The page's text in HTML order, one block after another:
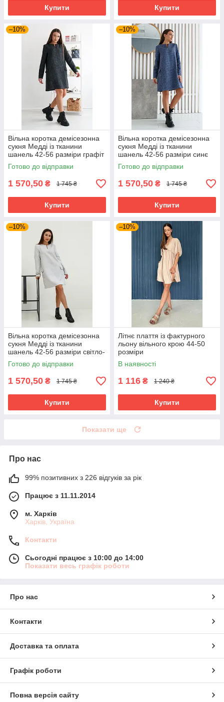
Купити Купити
–10%
Вільна коротка демісезонна
сукня Медді із тканини
шанель 42-56 разміри графіт
Готово до відправки
1 570,50 ₴ 1 745 ₴
Купити
–10%
Вільна коротка демісезонна
сукня Медді із тканини
шанель 42-56 разміри синє
Готово до відправки
1 570,50 ₴ 1 745 ₴
Купити
–10%
Вільна коротка демісезонна
сукня Медді із тканини
шанель 42-56 разміри світло-
сіра
Готово до відправки
1 570,50 ₴ 1 745 ₴
Купити
–10%
Літнє плаття із фактурного
льону вільного крою 44-50
розміри
В наявності
1 116 ₴ 1 240 ₴
Купити
Показати ще
Про нас
99% позитивних з 226 відгуків за рік
Працює з 11.11.2014
м. Харків
Харків, Україна
Контакти
Сьогодні працює з 10:00 до 14:00
Показати весь графік роботи
Про нас
Контакти
Доставка та оплата
Графік роботи
Повна версія сайту